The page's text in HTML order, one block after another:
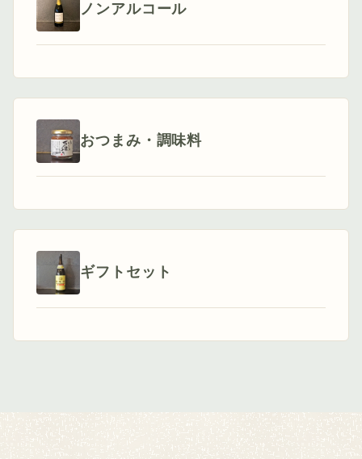
ノンアルコール
おつまみ・調味料
ギフトセット